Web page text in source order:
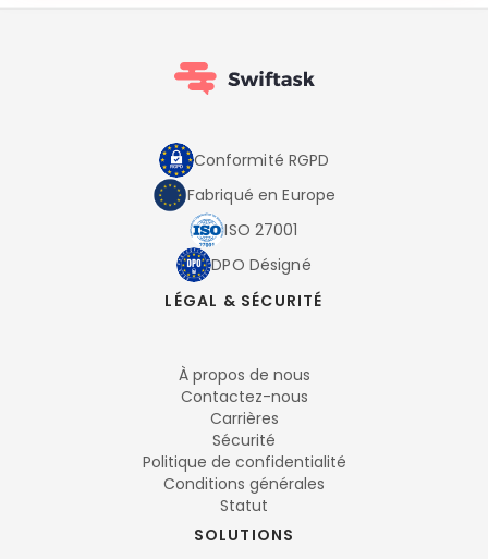
Conformité RGPD
Fabriqué en Europe
ISO 27001
DPO Désigné
LÉGAL & SÉCURITÉ
À propos de nous
Contactez-nous
Carrières
Sécurité
Politique de confidentialité
Conditions générales
Statut
SOLUTIONS